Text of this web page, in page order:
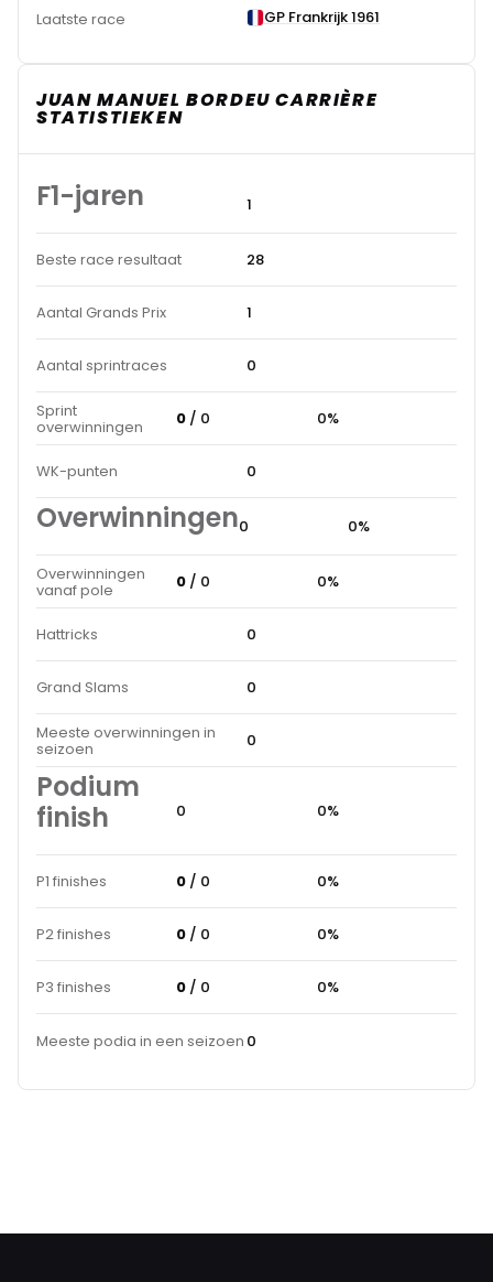
Laatste race GP Frankrijk 1961
JUAN MANUEL BORDEU CARRIÈRE
STATISTIEKEN
F1-jaren 1
Beste race resultaat 28
Aantal Grands Prix 1
Aantal sprintraces 0
Sprint
overwinningen 0 / 0 0%
WK-punten 0
Overwinningen0 0%
Overwinningen
vanaf pole 0 / 0 0%
Hattricks 0
Grand Slams 0
Meeste overwinningen in
seizoen 0
Podium
finish
0 0%
P1 finishes 0 / 0 0%
P2 finishes 0 / 0 0%
P3 finishes 0 / 0 0%
Meeste podia in een seizoen 0